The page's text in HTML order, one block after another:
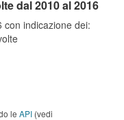
dal 2010 al 2016
con indicazione dei:
le API (vedi